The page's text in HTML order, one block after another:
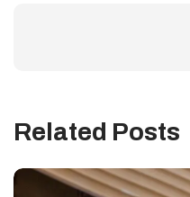
Related Posts